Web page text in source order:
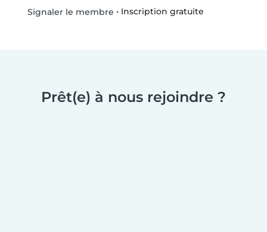
Signaler le membre • Inscription gratuite
Prêt(e) à nous rejoindre ?